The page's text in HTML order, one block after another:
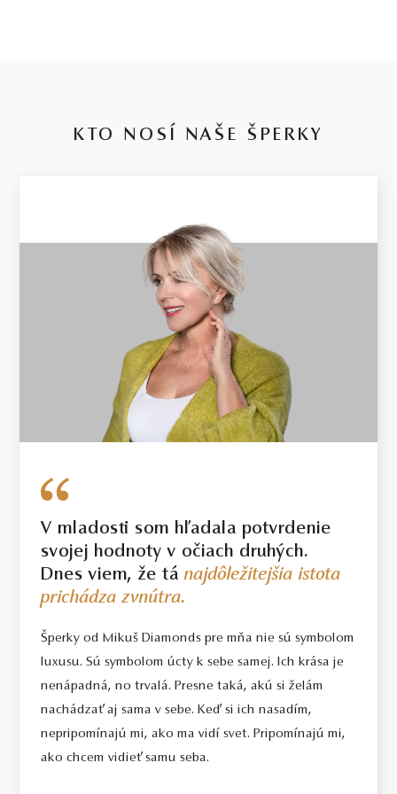
KTO NOSÍ NAŠE ŠPERKY
V mladosti som hľadala potvrdenie
svojej hodnoty v očiach druhých.
Dnes viem, že tánajdôležitejšia istota
prichádza zvnútra.
Šperky od Mikuš Diamonds pre mňa nie sú symbolom
luxusu. Sú symbolom úcty k sebe samej. Ich krása je
nenápadná, no trvalá. Presne taká, akú si želám
nachádzať aj sama v sebe. Keď si ich nasadím,
nepripomínajú mi, ako ma vidí svet. Pripomínajú mi,
ako chcem vidieť samu seba.